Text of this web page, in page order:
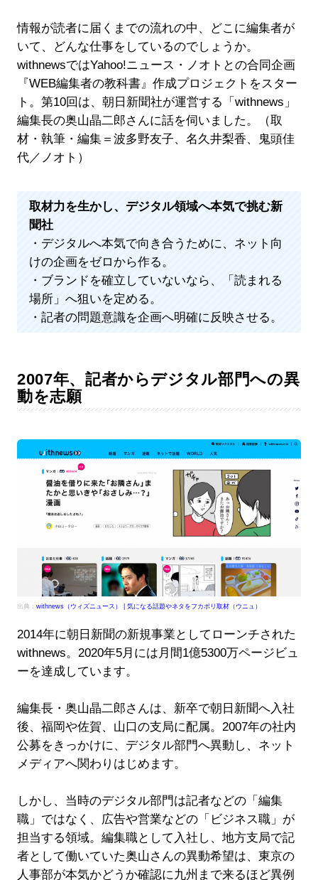
情報が読者に届くまでの流れの中、どこに編集者が
いて、どんな仕事をしているのでしょうか。
withnewsではYahoo!ニュース・ノオトとの合同企画
『WEB編集者の教科書』作成プロジェクトをスター
ト。第10回は、朝日新聞社が運営する「withnews」
編集長の奥山晶二郎さんに話を伺いました。（取
材・執筆・編集＝波多野友子、名久井梨香、鬼頭佳
代／ノオト）
取材力を生かし、デジタル領域へ本気で挑む新
聞社
・デジタルへ本気で向き合うために、ネット向
けの企画をゼロから作る。
・ブランドを確立していないなら、「読まれる
場所」へ狙いを定める。
・記者の問題意識を企画へ明確に反映させる。
2007年、記者からデジタル部門への異
動を志願
出典： withnews（ウィズニュース） | 気になる話題やネタをフカボリ取材（ウニュ）
2014年に朝日新聞の新規事業としてローンチされた
withnews。2020年5月には月間1億5300万ページビュ
ーを達成しています。
編集長・奥山晶二郎さんは、新卒で朝日新聞へ入社
後、福岡や佐賀、山口の支局に配属。2007年の社内
公募をきっかけに、デジタル部門へ異動し、ネット
メディアへ関わりはじめます。
しかし、当時のデジタル部門は記者などの「編集
職」ではなく、広告や営業などの「ビジネス職」が
担当する領域。編集職として入社し、地方支局で記
者として働いていた奥山さんの異動希望は、東京の
人事部が本気かどうか確認に九州まで来るほど異例